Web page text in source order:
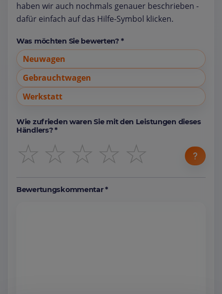
haben wir auch nochmals genauer beschrieben -
dafür einfach auf das Hilfe-Symbol klicken.
Was möchten Sie bewerten? *
Neuwagen
Gebrauchtwagen
Werkstatt
Wie zufrieden waren Sie mit den Leistungen dieses
Händlers? *
☆
☆
☆
☆
☆
Bewertungskommentar *